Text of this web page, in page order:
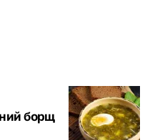
борщ